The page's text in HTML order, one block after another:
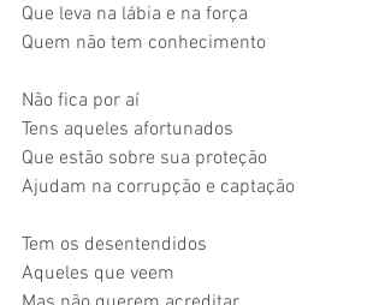
Que leva na lábia e na força
Quem não tem conhecimento
Não fica por aí
Tens aqueles afortunados
Que estão sobre sua proteção
Ajudam na corrupção e captação
Tem os desentendidos
Aqueles que veem